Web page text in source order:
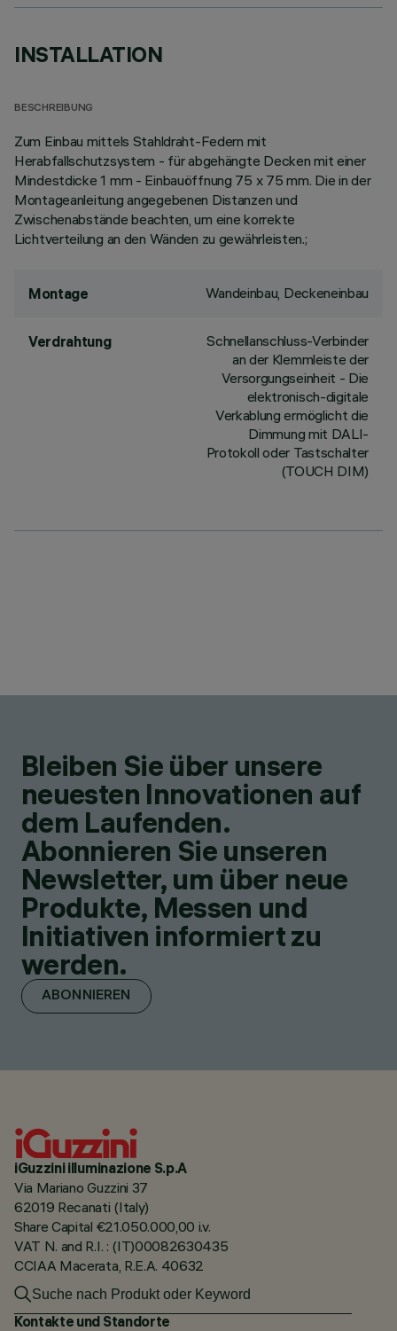
INSTALLATION
BESCHREIBUNG
Zum Einbau mittels Stahldraht-Federn mit
Herabfallschutzsystem - für abgehängte Decken mit einer
Mindestdicke 1 mm - Einbauöffnung 75 x 75 mm. Die in der
Montageanleitung angegebenen Distanzen und
Zwischenabstände beachten, um eine korrekte
Lichtverteilung an den Wänden zu gewährleisten.;
Montage Wandeinbau, Deckeneinbau
Verdrahtung
Schnellanschluss-Verbinder
an der Klemmleiste der
Versorgungseinheit - Die
elektronisch-digitale
Verkablung ermöglicht die
Dimmung mit DALI-
Protokoll oder Tastschalter
(TOUCH DIM)
Bleiben Sie über unsere
neuesten Innovationen auf
dem Laufenden.
Abonnieren Sie unseren
Newsletter, um über neue
Produkte, Messen und
Initiativen informiert zu
werden.
ABONNIEREN
iGuzzini illuminazione S.p.A
Via Mariano Guzzini 37
62019 Recanati (Italy)
Share Capital €21.050.000,00 i.v.
VAT N. and R.I. : (IT)00082630435
CCIAA Macerata, R.E.A. 40632
Kontakte und Standorte